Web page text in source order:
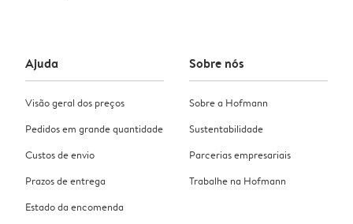
Ajuda
Visão geral dos preços
Pedidos em grande quantidade
Custos de envio
Prazos de entrega
Estado da encomenda
Sobre nós
Sobre a Hofmann
Sustentabilidade
Parcerias empresariais
Trabalhe na Hofmann